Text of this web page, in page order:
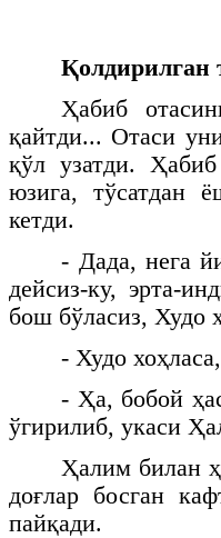
Қолдирилган
Ҳабиб
қайтди... Отаси
қўл узатди.
юзига, тўсатдан
кетди.
- Дада, нега
дейсиз-ку, эрта-
бош бўласиз, Худо
- Худо
- Ҳа, бобой
ўгирилиб, укаси
Ҳалим билан
доғлар босган
пайқади.